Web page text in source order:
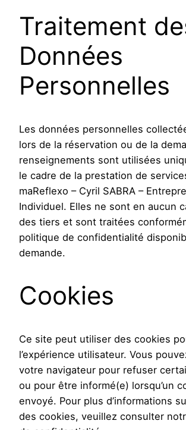
Traitement
Données
Personnelles
Les données personnelles
lors de la réservation ou de la
renseignements sont utilisées
le cadre de la prestation de
maReflexo – Cyril SABRA –
Individuel. Elles ne sont en aucun
des tiers et sont traitées
politique de confidentialité
demande.
Cookies
Ce site peut utiliser des cookies
l’expérience utilisateur. Vous
votre navigateur pour refuser
ou pour être informé(e) lorsqu’un
envoyé. Pour plus d’informations
des cookies, veuillez consulter